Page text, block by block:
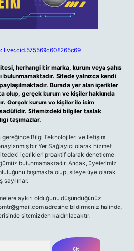
live:.cid.575569c608265c69
herhangi bir marka, kurum veya şahıs
bulunmamaktadır. Sitede yalnızca kendi
paylaşılmaktadır. Burada yer alan içerikler
olup, gerçek kurum ve kişiler hakkında
Gerçek kurum ve kişiler ile isim
Sitemizdeki bilgiler taslak
taşımazlar.
gereğince Bilgi Teknolojileri ve İletişim
bir Yer Sağlayıcı olarak hizmet
içerikleri proaktif olarak denetleme
bulunmamaktadır. Ancak, üyelerimiz
taşımakta olup, siteye üye olarak
aykırı olduğunu düşündüğünüz
adresine bildirmeniz halinde,
sitemizden kaldırılacaktır.